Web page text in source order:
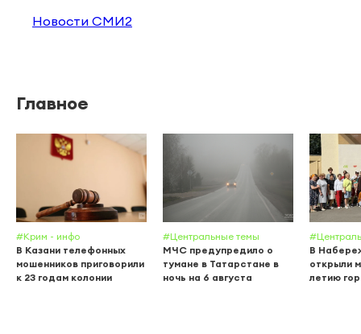
Новости СМИ2
Главное
#Крим - инфо
В Казани телефонных
мошенников приговорили
к 23 годам колонии
#Центральные темы
МЧС предупредило о
тумане в Татарстане в
ночь на 6 августа
В
открыли
летию